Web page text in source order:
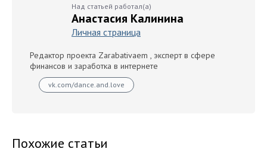
Над статьей работал(а)
Анастасия Калинина
Личная страница
Редактор проекта Zarabativaem , эксперт в сфере
финансов и заработка в интернете
vk.com/dance.and.love
Похожие статьи